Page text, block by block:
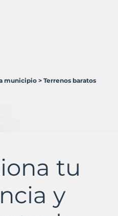
municipio > Terrenos baratos
tu
y